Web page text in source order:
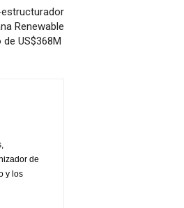
Renewable
US$368M
de
y los